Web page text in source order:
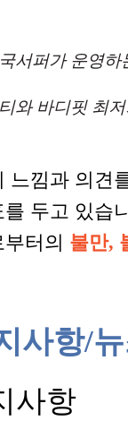
서퍼가 운영
와 바디핏 최
느낌과 의견
를 두고 있
터의 불만,
사항/
사항